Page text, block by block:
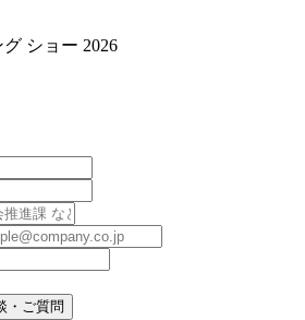
ショー 2026
・ご質問